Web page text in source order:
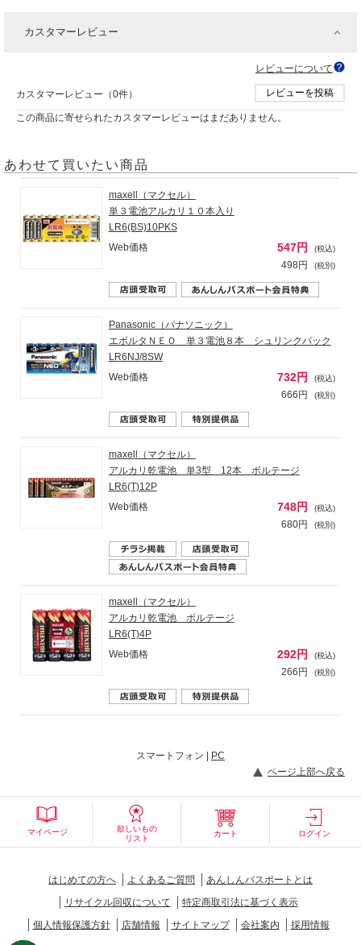
カスタマーレビュー
レビューについて
カスタマーレビュー（0件） レビューを投稿
この商品に寄せられたカスタマーレビューはまだありません。
あわせて買いたい商品
maxell（マクセル）
単３電池アルカリ１０本入り
LR6(BS)10PKS
Web価格
547円 (税込)
498円 (税別)
Panasonic（パナソニック）
エボルタＮＥＯ 単３電池８本 シュリンクパック
LR6NJ/8SW
Web価格
732円 (税込)
666円 (税別)
maxell（マクセル）
アルカリ乾電池 単3型 12本 ボルテージ
LR6(T)12P
Web価格
748円 (税込)
680円 (税別)
maxell（マクセル）
アルカリ乾電池 ボルテージ
LR6(T)4P
Web価格
292円 (税込)
266円 (税別)
スマートフォン |
PC
ページ上部へ戻る
マイページ
欲しいもの
リスト
カート ログイン
はじめての方へ よくあるご質問
あんしんパスポートとは
リサイクル回収について
特定商取引法に基づく表示
個人情報保護方針
店舗情報 サイトマップ 会社案内 採用情報